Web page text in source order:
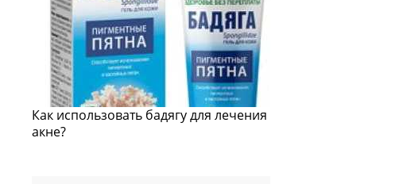
Как использовать бадягу для лечения
акне?